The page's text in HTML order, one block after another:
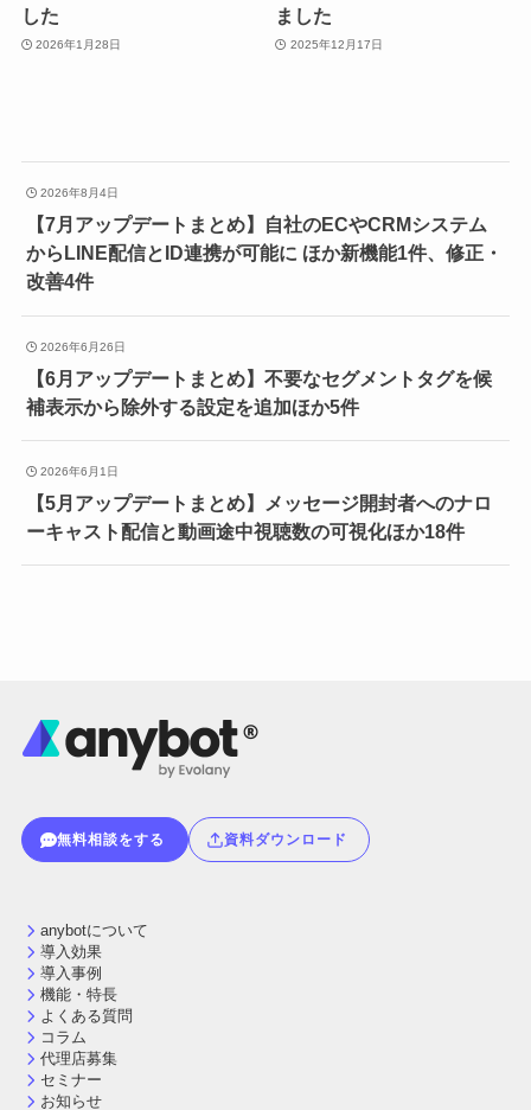
した
2026年1月28日
ました
2025年12月17日
2026年8月4日
【7月アップデートまとめ】自社のECやCRMシステム
からLINE配信とID連携が可能に ほか新機能1件、修正・
改善4件
2026年6月26日
【6月アップデートまとめ】不要なセグメントタグを候
補表示から除外する設定を追加ほか5件
2026年6月1日
【5月アップデートまとめ】メッセージ開封者へのナロ
ーキャスト配信と動画途中視聴数の可視化ほか18件
無料相談をする 資料ダウンロード
anybotについて
導入効果
導入事例
機能・特長
よくある質問
コラム
代理店募集
セミナー
お知らせ